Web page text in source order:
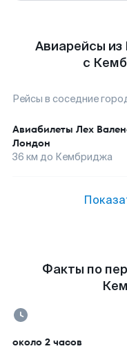
Авиарейсы
с
Рейсы в соседние
Авиабилеты Лех
Лондон
36 км до Кембриджа
Факты по
около 2 часов